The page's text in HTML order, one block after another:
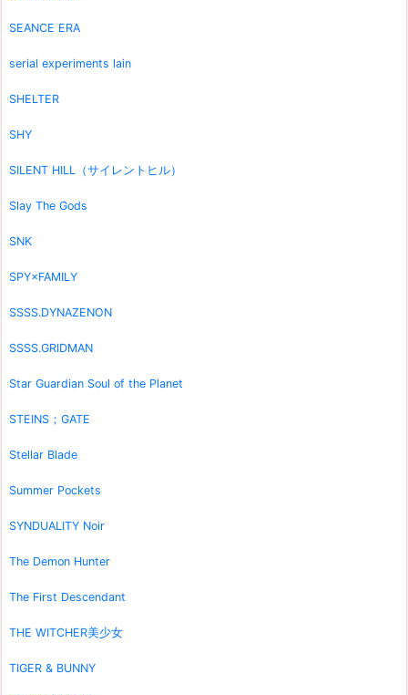
SEANCE ERA
serial experiments lain
SHELTER
SHY
SILENT HILL（サイレントヒル）
Slay The Gods
SNK
SPY×FAMILY
SSSS.DYNAZENON
SSSS.GRIDMAN
Star Guardian Soul of the Planet
STEINS；GATE
Stellar Blade
Summer Pockets
SYNDUALITY Noir
The Demon Hunter
The First Descendant
THE WITCHER美少女
TIGER & BUNNY